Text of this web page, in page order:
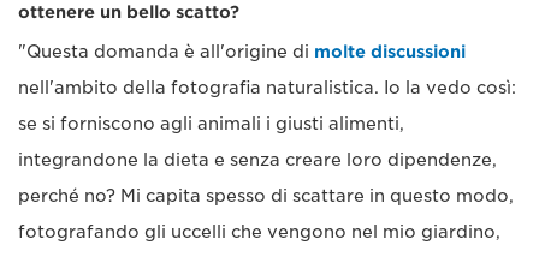
ottenere un bello scatto?
"Questa domanda è all'origine di molte discussioni
nell'ambito della fotografia naturalistica. Io la vedo così:
se si forniscono agli animali i giusti alimenti,
integrandone la dieta e senza creare loro dipendenze,
perché no? Mi capita spesso di scattare in questo modo,
fotografando gli uccelli che vengono nel mio giardino,